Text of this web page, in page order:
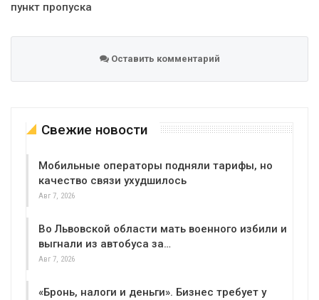
пункт пропуска
Оставить комментарий
Свежие новости
Мобильные операторы подняли тарифы, но
качество связи ухудшилось
Авг 7, 2026
Во Львовской области мать военного избили и
выгнали из автобуса за…
Авг 7, 2026
«Бронь, налоги и деньги». Бизнес требует у